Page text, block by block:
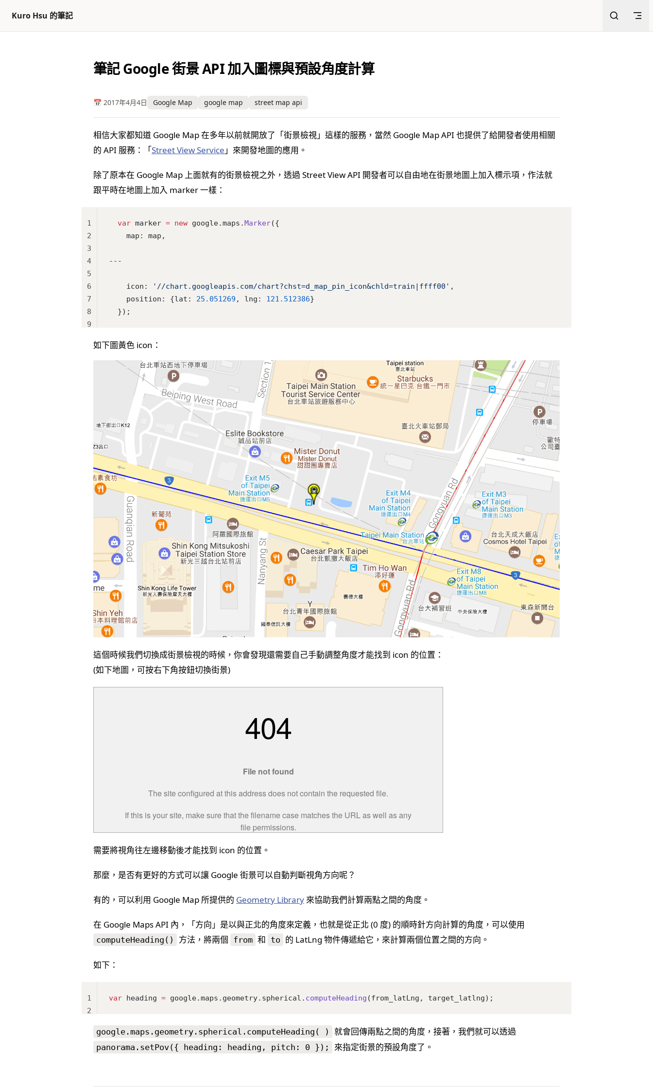
跳至內容
Kuro Hsu 的筆記
返回頂部
筆記 Google 街景 API 加入圖標與預設角度計算
📅 2017年4月4日 Google Map google map street map api
相信大家都知道 Google Map 在多年以前就開放了「街景檢視」這樣的服務，當然 Google Map API 也提供了給開發者使用相關
的 API 服務：「Street View Service 」來開發地圖的應用。
除了原本在 Google Map 上面就有的街景檢視之外，透過 Street View API 開發者可以自由地在街景地圖上加入標示項，作法就
跟平時在地圖上加入 marker 一樣：
  var
marker = new google.maps. Marker({
    map: map,
---
    icon:
'//chart.googleapis.com/chart?chst=d_map_pin_icon&chld=train|ffff00' ,
    position: {lat:
25.051269 , lng: 121.512386}
  });
1
2
3
4
5
6
7
8
9
如下圖黃色 icon：
這個時候我們切換成街景檢視的時候，你會發現還需要自己手動調整角度才能找到 icon 的位置：
(如下地圖，可按右下角按鈕切換街景)
需要將視角往左邊移動後才能找到 icon 的位置。
那麼，是否有更好的方式可以讓 Google 街景可以自動判斷視角方向呢？
有的，可以利用 Google Map 所提供的 Geometry Library來協助我們計算兩點之間的角度。
在 Google Maps API 內，「方向」是以與正北的角度來定義，也就是從正北 (0 度) 的順時針方向計算的角度，可以使用
computeHeading() 方法，將兩個 from 和 to 的 LatLng 物件傳遞給它，來計算兩個位置之間的方向。
如下：
var heading = google.maps.geometry.spherical. computeHeading (from_latLng, target_latlng);
1
2
google.maps.geometry.spherical.computeHeading( ) 就會回傳兩點之間的角度，接著，我們就可以透過
panorama.setPov({ heading: heading, pitch: 0 }); 來指定街景的預設角度了。